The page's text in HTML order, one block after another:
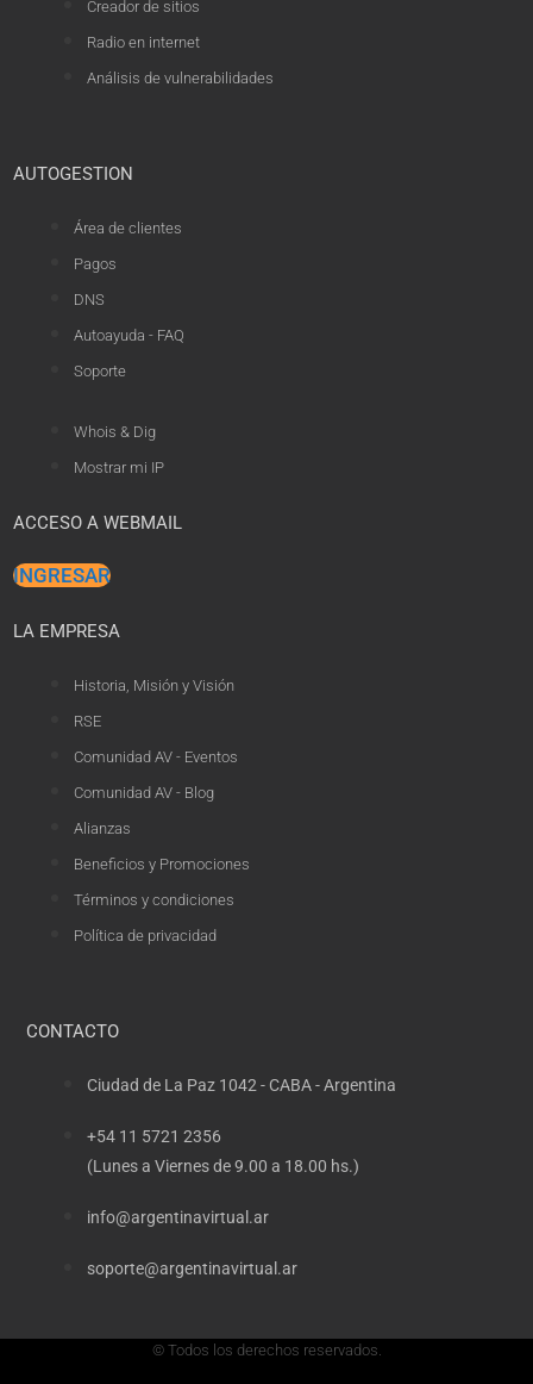
Creador de sitios
Radio en internet
Análisis de vulnerabilidades
AUTOGESTION
Área de clientes
Pagos
DNS
Autoayuda - FAQ
Soporte
Whois & Dig
Mostrar mi IP
ACCESO A WEBMAIL
INGRESAR
LA EMPRESA
Historia, Misión y Visión
RSE
Comunidad AV - Eventos
Comunidad AV - Blog
Alianzas
Beneficios y Promociones
Términos y condiciones
Política de privacidad
CONTACTO
Ciudad de La Paz 1042 - CABA - Argentina
+54 11 5721 2356
(Lunes a Viernes de 9.00 a 18.00 hs.)
info@argentinavirtual.ar
soporte@argentinavirtual.ar
© Todos los derechos reservados.